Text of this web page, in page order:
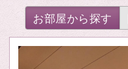
お部屋から探す